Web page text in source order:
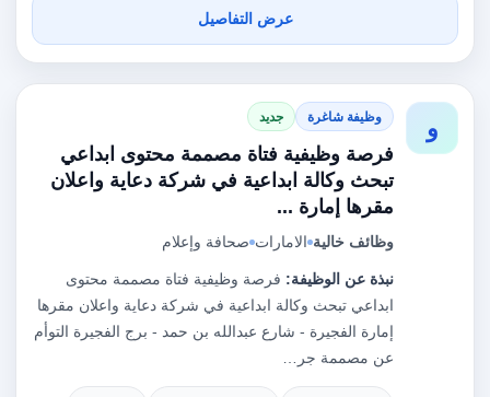
عرض التفاصيل
و وظيفة شاغرة جديد
فرصة وظيفية فتاة مصممة محتوى ابداعي
تبحث وكالة ابداعية في شركة دعاية واعلان
مقرها إمارة ...
وظائف خالية الامارات صحافة وإعلام
نبذة عن الوظيفة: فرصة وظيفية فتاة مصممة محتوى
ابداعي تبحث وكالة ابداعية في شركة دعاية واعلان مقرها
إمارة الفجيرة - شارع عبدالله بن حمد - برج الفجيرة التوأم
عن مصممة جر…